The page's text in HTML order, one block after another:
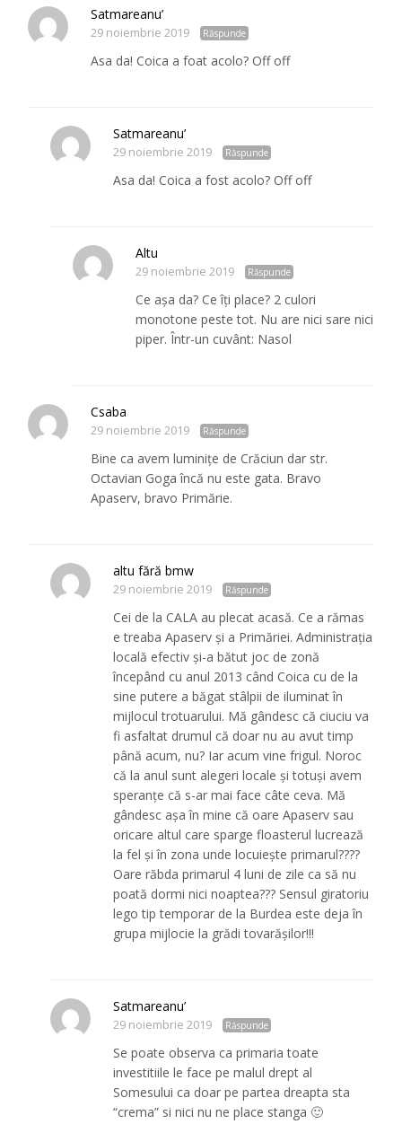
Satmareanu’
29 noiembrie 2019 Răspunde
Asa da! Coica a foat acolo? Off off
Satmareanu’
29 noiembrie 2019 Răspunde
Asa da! Coica a fost acolo? Off off
Altu
29 noiembrie 2019 Răspunde
Ce așa da? Ce îți place? 2 culori
monotone peste tot. Nu are nici sare nici
piper. Într-un cuvânt: Nasol
Csaba
29 noiembrie 2019 Răspunde
Bine ca avem luminițe de Crăciun dar str.
Octavian Goga încă nu este gata. Bravo
Apaserv, bravo Primărie.
altu fără bmw
29 noiembrie 2019 Răspunde
Cei de la CALA au plecat acasă. Ce a rămas
e treaba Apaserv și a Primăriei. Administrația
locală efectiv și-a bătut joc de zonă
începând cu anul 2013 când Coica cu de la
sine putere a băgat stâlpii de iluminat în
mijlocul trotuarului. Mă gândesc că ciuciu va
fi asfaltat drumul că doar nu au avut timp
până acum, nu? Iar acum vine frigul. Noroc
că la anul sunt alegeri locale și totuși avem
speranțe că s-ar mai face câte ceva. Mă
gândesc așa în mine că oare Apaserv sau
oricare altul care sparge floasterul lucrează
la fel și în zona unde locuiește primarul????
Oare răbda primarul 4 luni de zile ca să nu
poată dormi nici noaptea??? Sensul giratoriu
lego tip temporar de la Burdea este deja în
grupa mijlocie la grădi tovarășilor!!!
Satmareanu’
29 noiembrie 2019 Răspunde
Se poate observa ca primaria toate
investitiile le face pe malul drept al
Somesului ca doar pe partea dreapta sta
“crema” si nici nu ne place stanga 🙂